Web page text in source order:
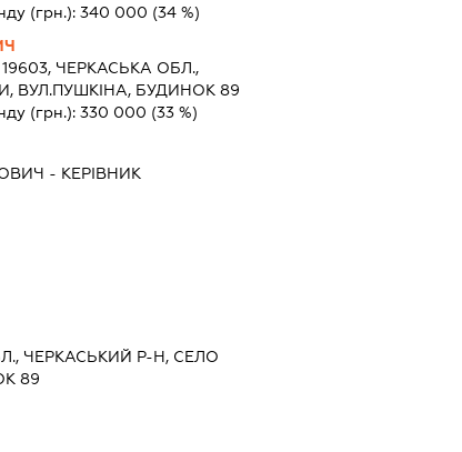
(грн.): 340 000 (34 %)
ЧЕРКАСЬКА ОБЛ.,
ВУЛ.ПУШКІНА, БУДИНОК 89
(грн.): 330 000 (33 %)
- КЕРІВНИК
ЧЕРКАСЬКИЙ Р-Н, СЕЛО
89